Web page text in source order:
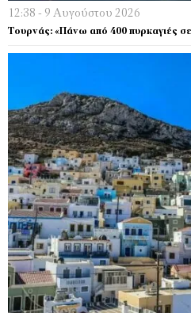
12:38 - 9 Αυγούστου 2026
Τουρνάς: «Πάνω από 400 πυρκαγιές